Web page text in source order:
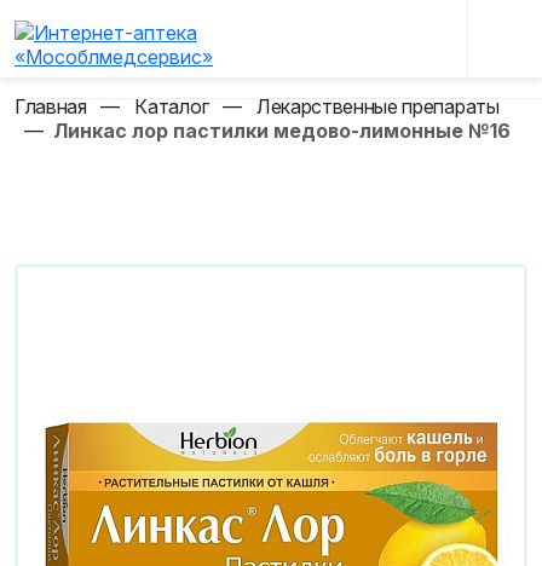
Главная — Каталог — Лекарственные препараты
— Линкас лор пастилки медово-лимонные №16